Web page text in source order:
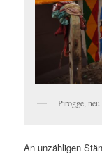
Pirogge, neu
An unzähligen